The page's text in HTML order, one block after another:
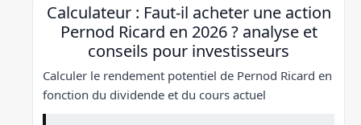
Calculateur : Faut-il acheter une action
Pernod Ricard en 2026 ? analyse et
conseils pour investisseurs
Calculer le rendement potentiel de Pernod Ricard en
fonction du dividende et du cours actuel